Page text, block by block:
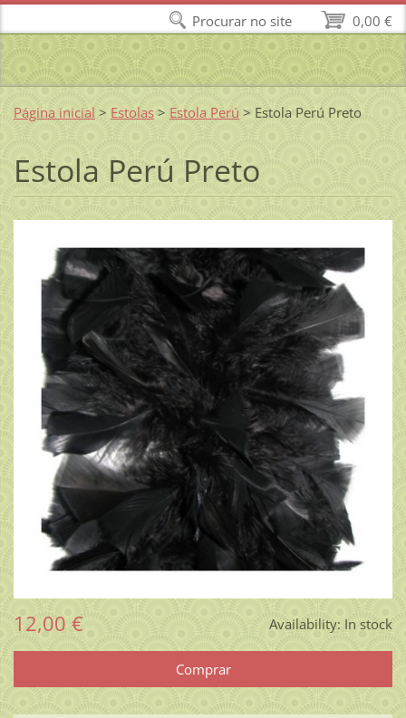
Página inicial > Estolas > Estola Perú > Estola Perú Preto
Estola Perú Preto
Availability: In stock
12,00 €
0,00 €
Procurar no site